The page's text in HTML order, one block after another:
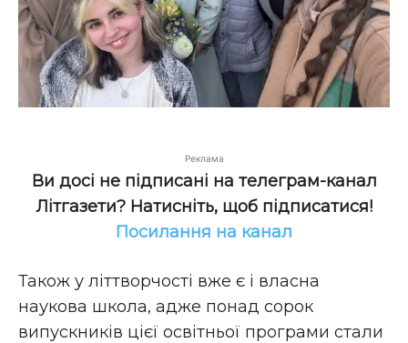
Реклама
Ви досі не підписані на телеграм-канал
Літгазети? Натисніть, щоб підписатися!
Посилання на канал
Також у літтворчості вже є і власна
наукова школа, адже понад сорок
випускників цієї освітньої програми стали